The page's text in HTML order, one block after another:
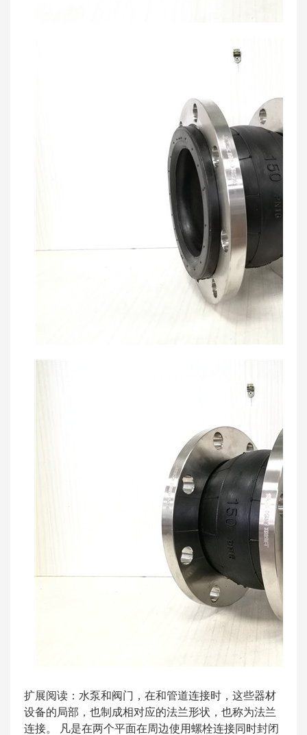
扩展阅读：水泵和阀门，在和管道连接时，这些器材
设备的局部，也制成相对应的法兰形状，也称为法兰
连接。 凡是在两个平面在周边使用螺栓连接同时封闭